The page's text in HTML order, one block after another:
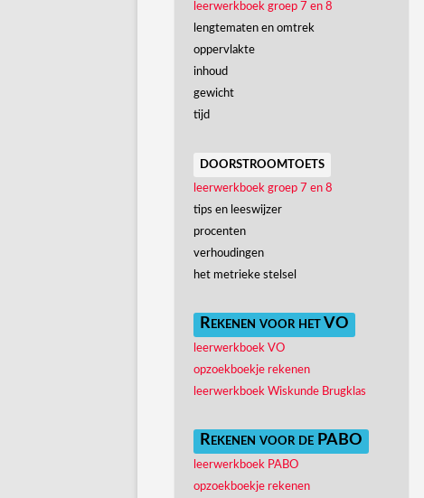
leerwerkboek groep 7 en 8
lengtematen en omtrek
oppervlakte
inhoud
gewicht
tijd
doorstroomtoets
leerwerkboek groep 7 en 8
tips en leeswijzer
procenten
verhoudingen
het metrieke stelsel
Rekenen voor het VO
leerwerkboek VO
opzoekboekje rekenen
leerwerkboek Wiskunde Brugklas
Rekenen voor de PABO
leerwerkboek PABO
opzoekboekje rekenen